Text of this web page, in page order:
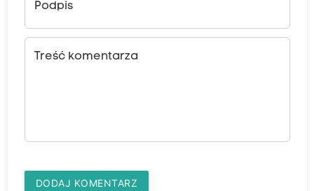
Podpis
Treść komentarza
DODAJ KOMENTARZ